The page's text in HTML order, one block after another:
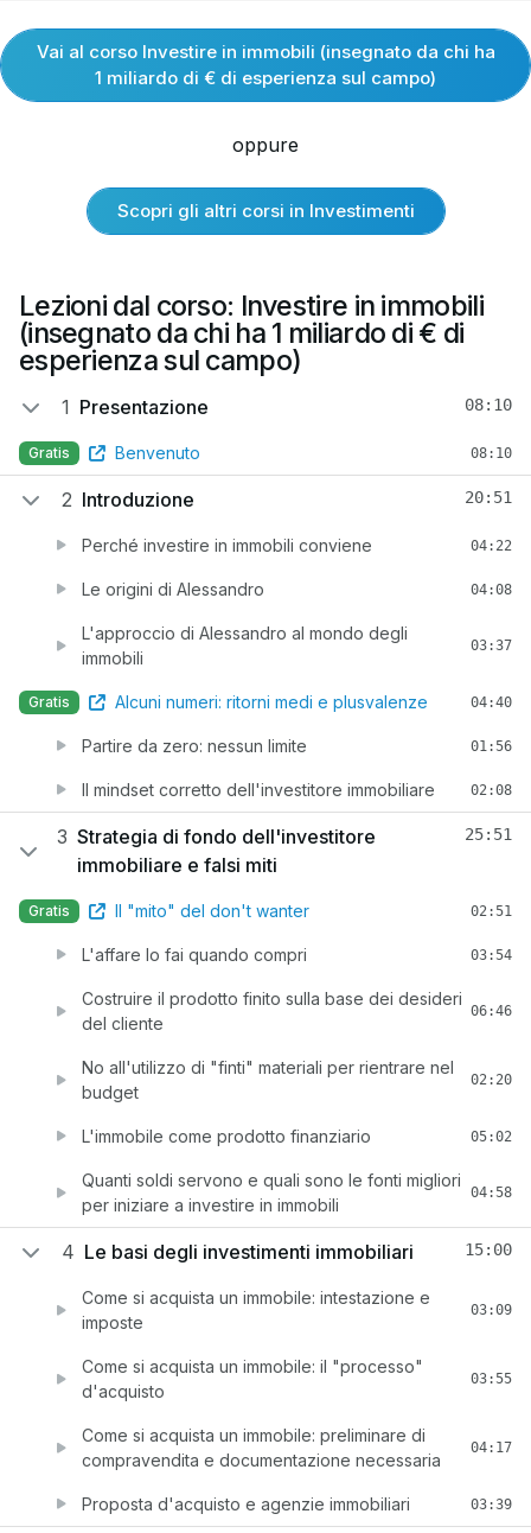
Vai al corso Investire in immobili (insegnato da chi ha
1 miliardo di € di esperienza sul campo)
oppure
Scopri gli altri corsi in Investimenti
Lezioni dal corso: Investire in immobili
(insegnato da chi ha 1 miliardo di € di
esperienza sul campo)
1 Presentazione 08:10
Gratis Benvenuto 08:10
2 Introduzione 20:51
Perché investire in immobili conviene 04:22
Le origini di Alessandro 04:08
L'approccio di Alessandro al mondo degli
immobili
03:37
Gratis Alcuni numeri: ritorni medi e plusvalenze 04:40
Partire da zero: nessun limite 01:56
Il mindset corretto dell'investitore immobiliare 02:08
3 Strategia di fondo dell'investitore
immobiliare e falsi miti
25:51
Gratis Il "mito" del don't wanter 02:51
L'affare lo fai quando compri 03:54
Costruire il prodotto finito sulla base dei desideri
del cliente
06:46
No all'utilizzo di "finti" materiali per rientrare nel
budget
02:20
L'immobile come prodotto finanziario 05:02
Quanti soldi servono e quali sono le fonti migliori
per iniziare a investire in immobili
04:58
4 Le basi degli investimenti immobiliari 15:00
Come si acquista un immobile: intestazione e
imposte
03:09
Come si acquista un immobile: il "processo"
d'acquisto
03:55
Come si acquista un immobile: preliminare di
compravendita e documentazione necessaria
04:17
Proposta d'acquisto e agenzie immobiliari 03:39